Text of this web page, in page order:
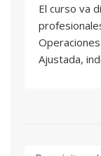
Esta
estudiantes
El curso va
Ajustada,